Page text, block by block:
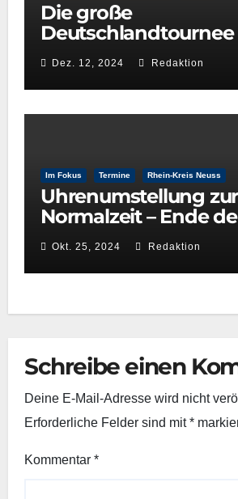
Die große
Deutschlandtournee
– New York Gospel
Dez. 12, 2024 Redaktion
Im Fokus Termine Rhein-Kreis Neuss
Uhrenumstellung
Normalzeit – Ende
Sommerzeit
Okt. 25, 2024 Redaktion
Schreibe einen
Deine E-Mail-Adresse wird nicht
Erforderliche Felder sind mit*
Kommentar *